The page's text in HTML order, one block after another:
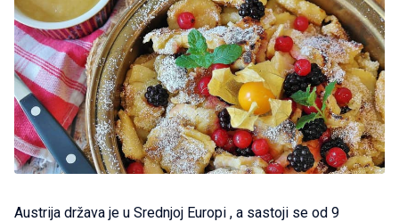
Austrija država je u Srednjoj Europi , a sastoji se od 9